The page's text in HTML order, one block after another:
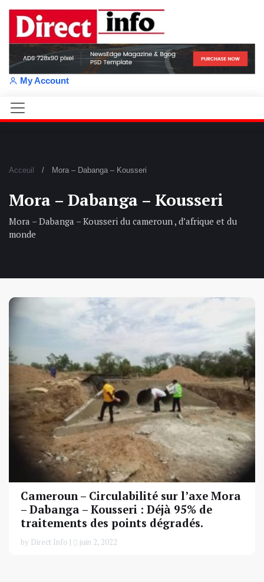
My Account
Acceuil Mora – Dabanga – Kousseri
Mora – Dabanga – Kousseri
Mora – Dabanga – Kousseri du cameroun , d’afrique et du
monde
Cameroun – Circulabilité sur l’axe Mora
– Dabanga – Kousseri : Déjà 95% de
traitements des points dégradés.
by Direct Info | juin 2, 2022